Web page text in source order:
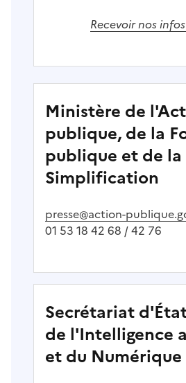
Recevoir nos
Ministère de
publique, de la
publique et de la
Simplification
presse@action-
01 53 18 42 68 / 42 76
Secrétariat
de l'Intelligence
et du Numérique